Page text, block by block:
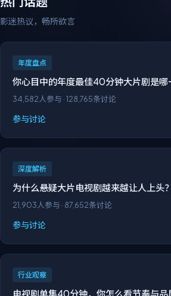
影迷热议，畅所欲言
年度盘点
你心目中的年度最佳40分钟大片剧是哪
34,582人参与 ·128,765条讨论
参与讨论
深度解析
为什么悬疑大片电视剧越来越让人上头？
21,903人参与 · 87,652条讨论
参与讨论
行业观察
电视剧单集40分钟，你怎么看节奏与品